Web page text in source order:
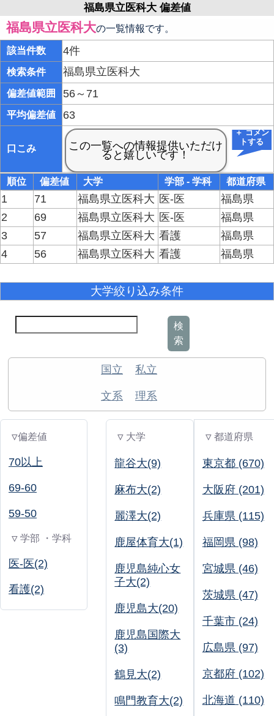
福島県立医科大 偏差値
福島県立医科大の一覧情報です。
該当件数 4件
検索条件 福島県立医科大
偏差値範囲 56～71
平均偏差値 63
口こみ
＋ コメン
トする
順位 偏差値 大学 学部 - 学科 都道府県
1 71 福島県立医科大 医-医
福島県
2
69 福島県立医科大 医-医
福島県
3
57 福島県立医科大 看護
福島県
4
56 福島県立医科大 看護 福島県
大学絞り込み条件
検
索
国立 私立
文系 理系
▽偏差値
70以上
69-60
59-50
▽ 学部 ・学科
医-医(2)
看護(2)
▽ 大学
龍谷大(9)
麻布大(2)
麗澤大(2)
鹿屋体育大(1)
鹿児島純心女
子大(2)
鹿児島大(20)
鹿児島国際大
(3)
鶴見大(2)
鳴門教育大(2)
▽ 都道府県
東京都 (670)
大阪府 (201)
兵庫県 (115)
福岡県 (98)
宮城県 (46)
茨城県 (47)
千葉市 (24)
広島県 (97)
京都府 (102)
北海道 (110)